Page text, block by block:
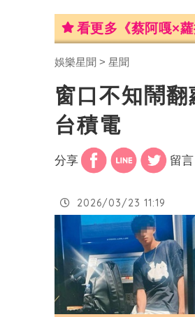
看更多《蔡阿嘎×
娛樂星聞 星聞
窗口不知鬧
台積電
分享 留言
2026/03/23 11:19